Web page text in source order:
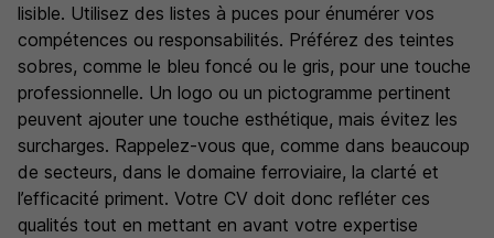
lisible. Utilisez des listes à puces pour énumérer vos
compétences ou responsabilités. Préférez des teintes
sobres, comme le bleu foncé ou le gris, pour une touche
professionnelle. Un logo ou un pictogramme pertinent
peuvent ajouter une touche esthétique, mais évitez les
surcharges. Rappelez-vous que, comme dans beaucoup
de secteurs, dans le domaine ferroviaire, la clarté et
l’efficacité priment. Votre CV doit donc refléter ces
qualités tout en mettant en avant votre expertise